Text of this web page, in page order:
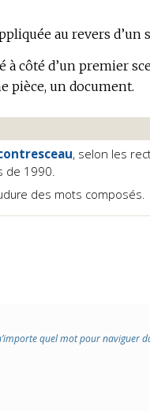
au revers d’un
à côté d’un premier
pièce, un document.
, selon les
de 1990.
des mots composés.
quel mot pour naviguer